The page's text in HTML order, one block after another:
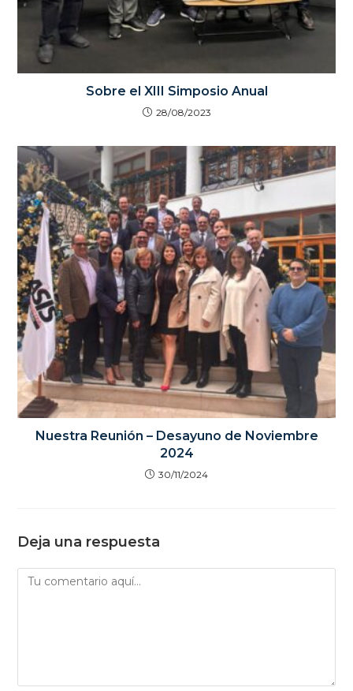
Sobre el XIII Simposio Anual
28/08/2023
Nuestra Reunión – Desayuno de Noviembre
2024
30/11/2024
Deja una respuesta
Comentario